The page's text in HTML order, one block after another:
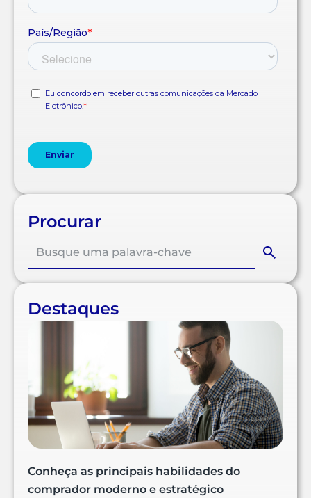
Procurar
Destaques
Conheça as principais habilidades do
comprador moderno e estratégico